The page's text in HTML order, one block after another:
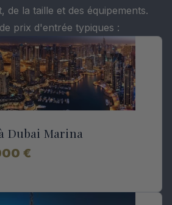
de la taille et des équipements.
prix d'entrée typiques :
Dubai Marina
€